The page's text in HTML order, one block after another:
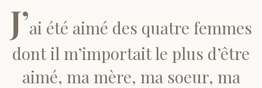
Savoir-être
Connaissance de soi
J’ai été aimé des quatre femmes
dont il m’importait le plus d’être
aimé, ma mère, ma soeur, ma